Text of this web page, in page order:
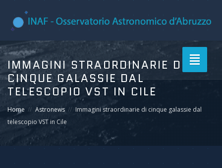
Toggle
IMMAGINI STRAORDINARIE DI
CINQUE GALASSIE DAL
TELESCOPIO VST IN CILE
Home Astronews
Immagini straordinarie di cinque galassie dal
telescopio VST in Cile